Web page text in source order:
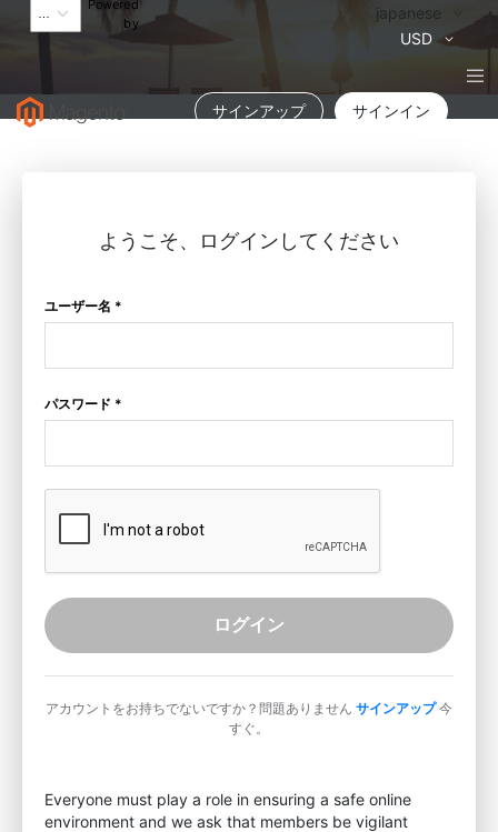
Powered
by
言
japanese
USD
サインアップ サインイン
ようこそ、ログインしてください
ユーザー名 *
パスワード *
ログイン
アカウントをお持ちでないですか？問題ありません サインアップ今
すぐ。
Everyone must play a role in ensuring a safe online
environment and we ask that members be vigilant